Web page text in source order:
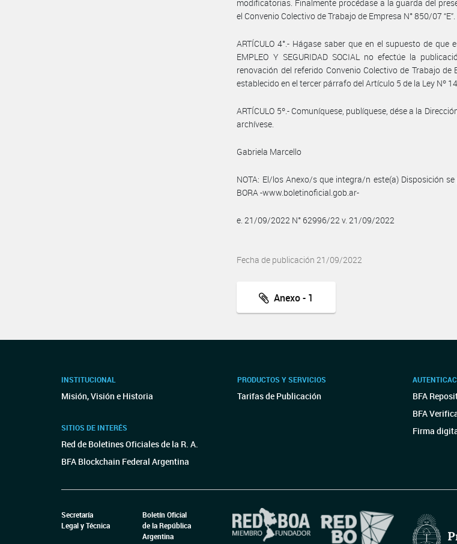
modificatorias. Finalmente procédase a la guarda del
el Convenio Colectivo de Trabajo de Empresa N° 850/07 “E”.
ARTÍCULO 4°.- Hágase saber que en el supuesto de que
EMPLEO Y SEGURIDAD SOCIAL no efectúe la
renovación del referido Convenio Colectivo de Trabajo de
establecido en el tercer párrafo del Artículo 5 de la Ley Nº
ARTÍCULO 5º.- Comuníquese, publíquese, dése a la
archívese.
Gabriela Marcello
NOTA: El/los Anexo/s que integra/n este(a) Disposición
BORA -www.boletinoficial.gob.ar-
e. 21/09/2022 N° 62996/22 v. 21/09/2022
Fecha de publicación 21/09/2022
Anexo - 1
INSTITUCIONAL
Misión, Visión e Historia
SITIOS DE INTERÉS
Red de Boletines Oficiales de la R. A.
BFA Blockchain Federal Argentina
PRODUCTOS Y SERVICIOS
Tarifas de Publicación
BFA
BFA
Firma
Secretaría
Legal y Técnica
Boletín Oficial
de la República
Argentina